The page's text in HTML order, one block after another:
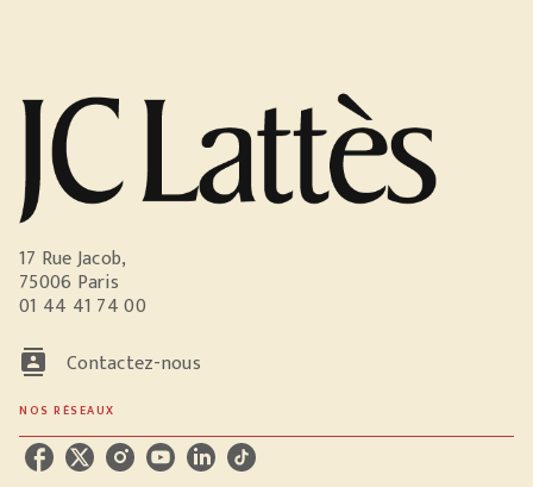
17 Rue Jacob,
75006 Paris
01 44 41 74 00
contacts Contactez-nous
NOS RÉSEAUX